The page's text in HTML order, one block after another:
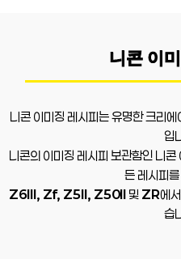
니콘 이
니콘 이미징 레시피는 유명한 크리
입
니콘의 이미징 레시피 보관함인 니
든 레시피
Z6III, Zf, Z5II, Z50II 및 ZR에
습